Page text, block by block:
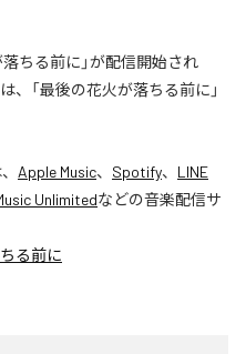
ちる前に」が配信開始され
「最後の花火が落ちる前に」
Apple Music、 Spotify、 LINE
Unlimitedなどの音楽配信サ
る前に